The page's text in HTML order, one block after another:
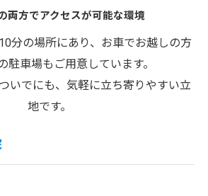
両方でアクセスが可能な環境
分の場所にあり、お車でお越しの方
駐車場もご用意しています。
いでにも、気軽に立ち寄りやすい立
地です。